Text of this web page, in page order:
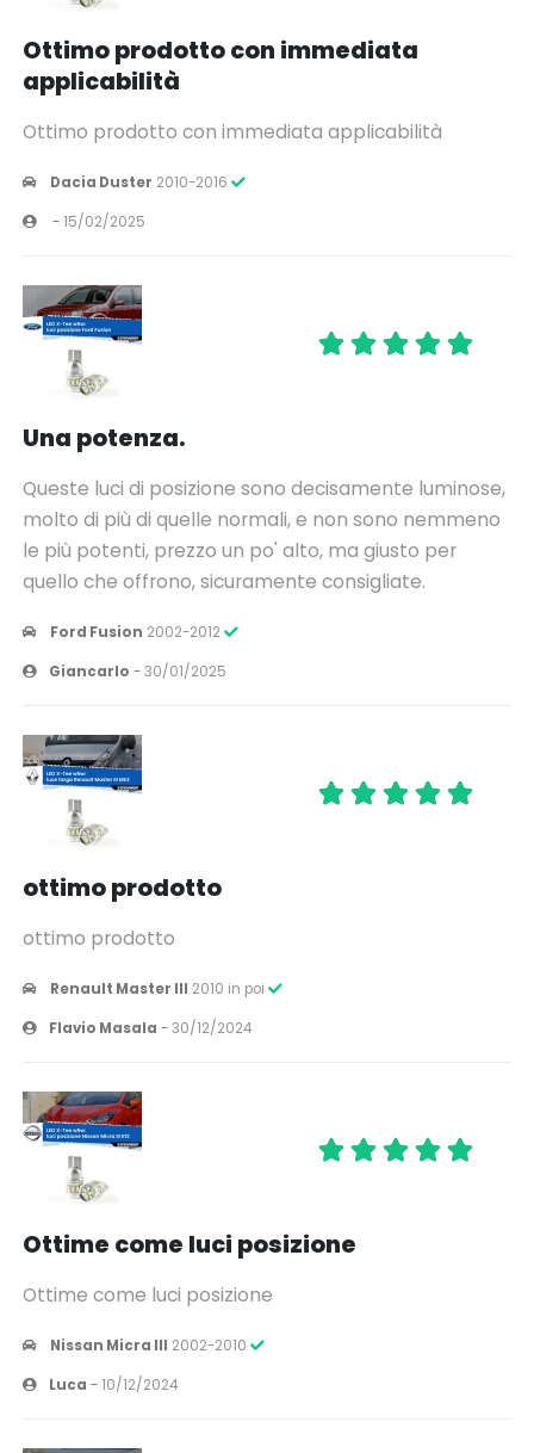
Ottimo prodotto con immediata
applicabilità
Ottimo prodotto con immediata applicabilità
Dacia Duster 2010-2016
-15/02/2025
Una potenza.
Queste luci di posizione sono decisamente luminose,
molto di più di quelle normali, e non sono nemmeno
le più potenti, prezzo un po' alto, ma giusto per
quello che offrono, sicuramente consigliate.
Ford Fusion 2002-2012
Giancarlo -30/01/2025
ottimo prodotto
ottimo prodotto
Renault Master III 2010 in poi
Flavio Masala -30/12/2024
Ottime come luci posizione
Ottime come luci posizione
Nissan Micra III 2002-2010
Luca -10/12/2024